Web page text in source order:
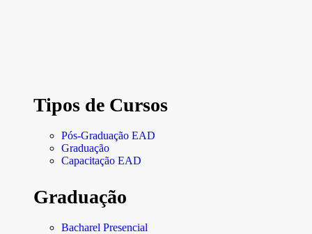
Tipos de Cursos
Pós-Graduação EAD
Graduação
Capacitação EAD
Graduação
Bacharel Presencial